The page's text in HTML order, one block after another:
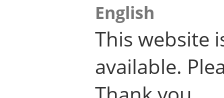
English
This website
available.